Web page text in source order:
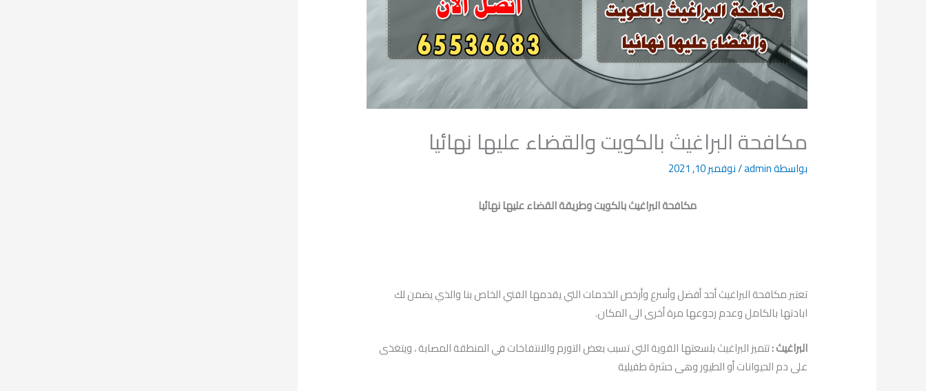
مكافحة البراغيث بالكويت والقضاء عليها نهائيا
بواسطةadmin
/نوفمبر 10, 2021
مكافحة البراغيث بالكويت وطريقة القضاء عليها نهائيا
تعتبر مكافحة البراغيث أحد أفضل وأسرع وأرخص الخدمات التي يقدمها الفني الخاص بنا والذي يضمن لك
ابادتها بالكامل وعدم رجوعها مرة أخرى الى المكان.
البراغيث :تتميز البراغيث بلسعتها القوية التي تسبب بعض التورم والانتفاخات في المنطقة المصابة ، ويتغذى
على دم الحيوانات أو الطيور وهى حشرة طفيلية